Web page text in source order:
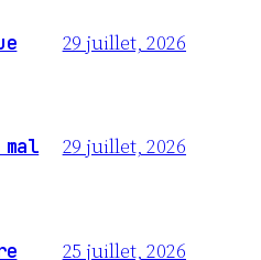
29 juillet, 2026
29 juillet, 2026
25 juillet, 2026